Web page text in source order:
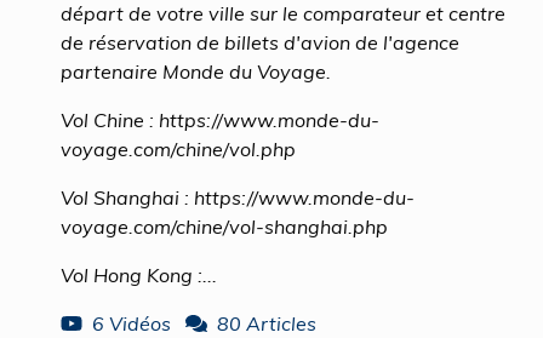
départ de votre ville sur le comparateur et centre
de réservation de billets d'avion de l'agence
partenaire Monde du Voyage.
Vol Chine : https://www.monde-du-
voyage.com/chine/vol.php
Vol Shanghai : https://www.monde-du-
voyage.com/chine/vol-shanghai.php
Vol Hong Kong :...
6 Vidéos
80 Articles